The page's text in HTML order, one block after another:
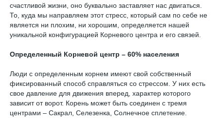
счастливой жизни, оно буквально заставляет нас двигаться.
То, куда мы направляем этот стресс, который сам по себе не
является ни плохим, ни хорошим, определяется нашей
уникальной конфигурацией Корневого центра и его связей.
Определенный Корневой центр – 60% населения
Люди с определенным корнем имеют свой собственный
фиксированный способ справляться со стрессом. У них есть
свое давление для движения вперед, характер которого
зависит от ворот. Корень может быть соединен с тремя
центрами – Сакрал, Селезенка, Солнечное сплетение.